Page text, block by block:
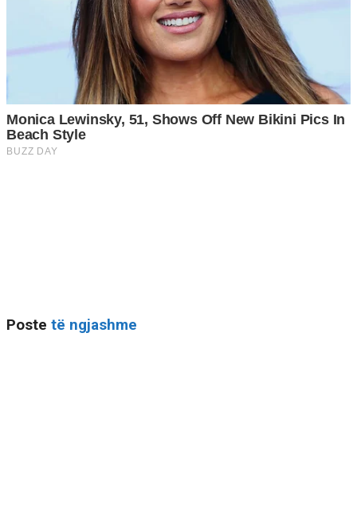
Poste të ngjashme